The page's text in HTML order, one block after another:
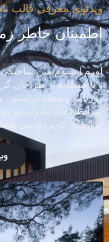
ویدئوی معرفی قالب
اطمینان خاطر
لورم ایپسوم متن
و با استفاده از طراحان
روزنامه و مجله در ستون
شرایط فعلی تکنولوژی
ابزارهای کاربردی می